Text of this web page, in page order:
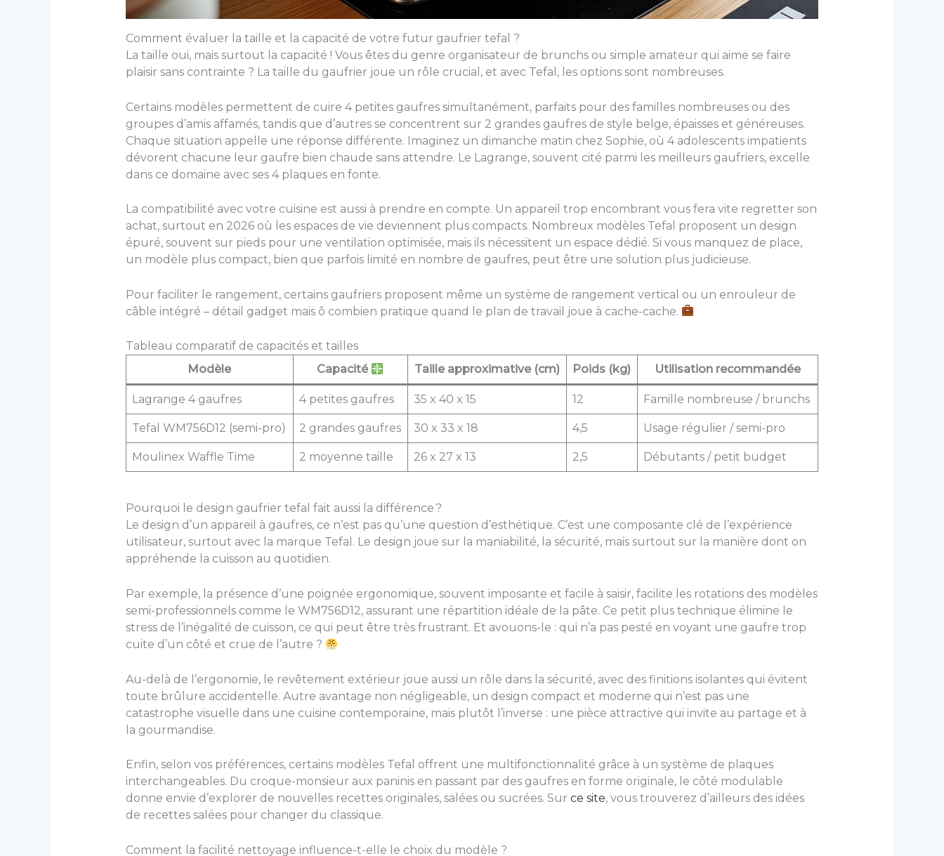
Comment évaluer la taille et la capacité de votre futur gaufrier tefal ?
La taille oui, mais surtout la capacité ! Vous êtes du genre organisateur de brunchs ou simple amateur qui aime se faire
plaisir sans contrainte ? La taille du gaufrier joue un rôle crucial, et avec Tefal, les options sont nombreuses.
Certains modèles permettent de cuire 4 petites gaufres simultanément, parfaits pour des familles nombreuses ou des
groupes d’amis affamés, tandis que d’autres se concentrent sur 2 grandes gaufres de style belge, épaisses et généreuses.
Chaque situation appelle une réponse différente. Imaginez un dimanche matin chez Sophie, où 4 adolescents impatients
dévorent chacune leur gaufre bien chaude sans attendre. Le Lagrange, souvent cité parmi les meilleurs gaufriers, excelle
dans ce domaine avec ses 4 plaques en fonte.
La compatibilité avec votre cuisine est aussi à prendre en compte. Un appareil trop encombrant vous fera vite regretter son
achat, surtout en 2026 où les espaces de vie deviennent plus compacts. Nombreux modèles Tefal proposent un design
épuré, souvent sur pieds pour une ventilation optimisée, mais ils nécessitent un espace dédié. Si vous manquez de place,
un modèle plus compact, bien que parfois limité en nombre de gaufres, peut être une solution plus judicieuse.
Pour faciliter le rangement, certains gaufriers proposent même un système de rangement vertical ou un enrouleur de
câble intégré – détail gadget mais ô combien pratique quand le plan de travail joue à cache-cache.
Tableau comparatif de capacités et tailles
Modèle
Capacité Taille approximative (cm) Poids (kg) Utilisation recommandée
Lagrange 4 gaufres 4 petites gaufres 35 x 40 x 15 12 Famille nombreuse / brunchs
Tefal WM756D12 (semi-pro) 2 grandes gaufres 30 x 33 x 18 4,5 Usage régulier / semi-pro
Moulinex Waffle Time 2 moyenne taille 26 x 27 x 13 2,5 Débutants / petit budget
Pourquoi le design gaufrier tefal fait aussi la différence ?
Le design d’un appareil à gaufres, ce n’est pas qu’une question d’esthétique. C’est une composante clé de l’expérience
utilisateur, surtout avec la marque Tefal. Le design joue sur la maniabilité, la sécurité, mais surtout sur la manière dont on
appréhende la cuisson au quotidien.
Par exemple, la présence d’une poignée ergonomique, souvent imposante et facile à saisir, facilite les rotations des modèles
semi-professionnels comme le WM756D12, assurant une répartition idéale de la pâte. Ce petit plus technique élimine le
stress de l’inégalité de cuisson, ce qui peut être très frustrant. Et avouons-le : qui n’a pas pesté en voyant une gaufre trop
cuite d’un côté et crue de l’autre ?
Au-delà de l’ergonomie, le revêtement extérieur joue aussi un rôle dans la sécurité, avec des finitions isolantes qui évitent
toute brûlure accidentelle. Autre avantage non négligeable, un design compact et moderne qui n’est pas une
catastrophe visuelle dans une cuisine contemporaine, mais plutôt l’inverse : une pièce attractive qui invite au partage et à
la gourmandise.
Enfin, selon vos préférences, certains modèles Tefal offrent une multifonctionnalité grâce à un système de plaques
interchangeables. Du croque-monsieur aux paninis en passant par des gaufres en forme originale, le côté modulable
donne envie d’explorer de nouvelles recettes originales, salées ou sucrées. Sur ce site, vous trouverez d’ailleurs des idées
de recettes salées pour changer du classique.
Comment la facilité nettoyage influence-t-elle le choix du modèle ?